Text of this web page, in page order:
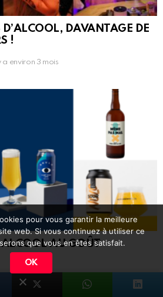
DAVANTAGE DE
!
a environ 3 mois
ALCOOL AU GOÛT
il y a 2 ans
pour vous garantir la meilleure
web. Si vous continuez à utiliser ce
que vous en êtes satisfait.
OK